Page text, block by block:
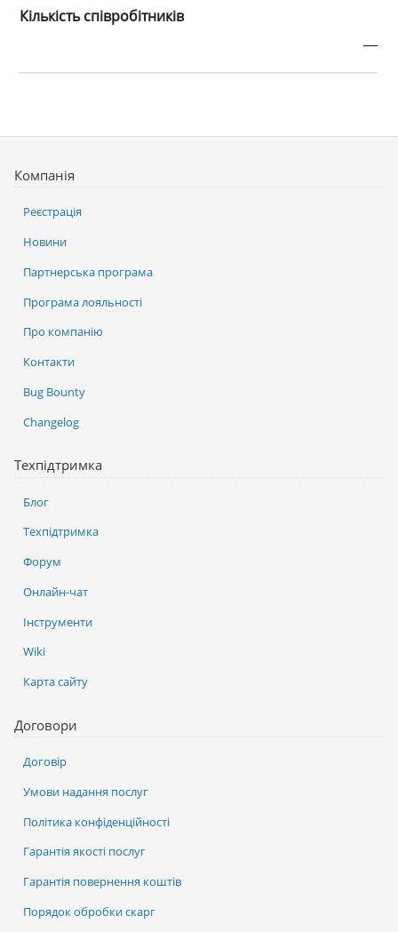
Кількість співробітників
—
Компанія
Реєстрація
Новини
Партнерська програма
Програма лояльності
Про компанію
Контакти
Bug Bounty
Changelog
Техпідтримка
Блог
Техпідтримка
Форум
Онлайн-чат
Інструменти
Wiki
Карта сайту
Договори
Договір
Умови надання послуг
Політика конфіденційності
Гарантія якості послуг
Гарантія повернення коштів
Порядок обробки скарг